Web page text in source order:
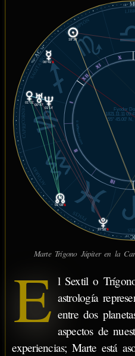
© MiSabueso.com
08°
AC54'
14°
19'
ESCORPIÓN
SAGITARIO
CAPRICORNIO
ACUARIO
PISCIS
X
XI
XII
I
II
III
18°36'
06°41'℞
01°01'
00°47'
01°14'
27°56'℞
01°08'℞
Fyodor
1821.11.11
55° 45.00' N,
Marte Trígono Júpiter en la
E l Sextil o
astrología
entre dos
aspectos de
experiencias; Marte está